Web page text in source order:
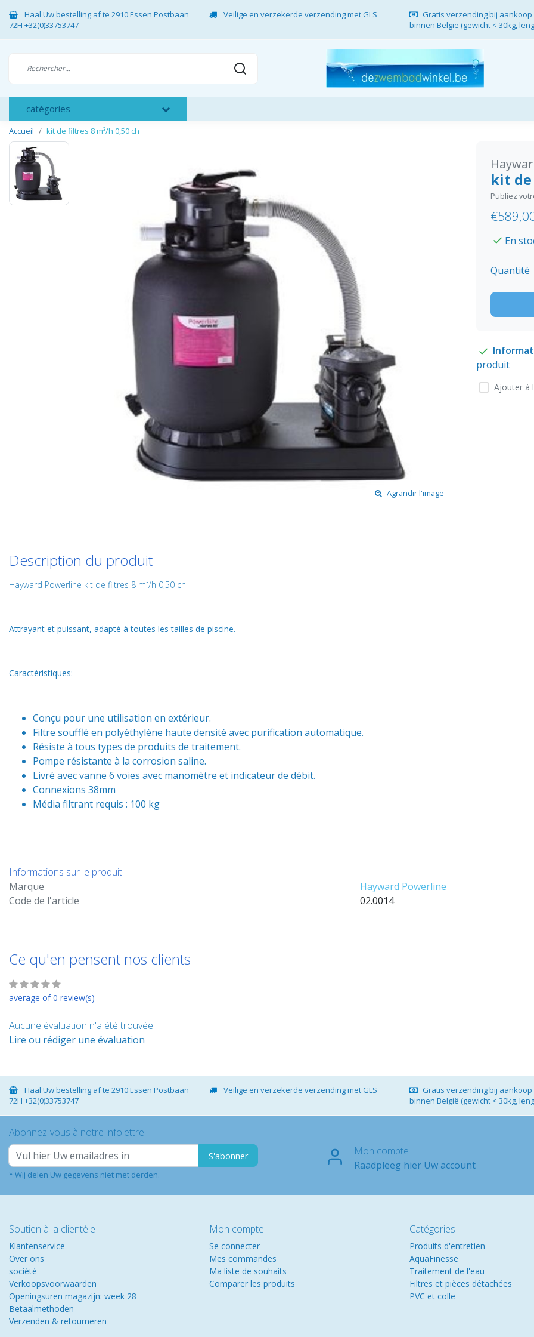
Haal Uw bestelling af te 2910 Essen Postbaan
72H +32(0)33753747
Veilige en verzekerde verzending met GLS
Gratis verzending bij aankoop
binnen België (gewicht < 30kg,
catégories
Accueil kit de filtres 8 m³/h 0,50 ch
Agrandir l'image
kit de
Publiez
En
Quantité
produit
Ajouter à
Description du produit
Hayward Powerline kit de filtres 8 m³/h 0,50 ch
Attrayant et puissant, adapté à toutes les tailles de piscine.
Caractéristiques:
Conçu pour une utilisation en extérieur.
Filtre soufflé en polyéthylène haute densité avec purification automatique.
Résiste à tous types de produits de traitement.
Pompe résistante à la corrosion saline.
Livré avec vanne 6 voies avec manomètre et indicateur de débit.
Connexions 38mm
Média filtrant requis : 100 kg
Informations sur le produit
Marque
Hayward Powerline
Code de l'article
02.0014
Ce qu'en pensent nos clients
average of 0 review(s)
Aucune évaluation n'a été trouvée
Lire ou rédiger une évaluation
Haal Uw bestelling af te 2910 Essen Postbaan
72H +32(0)33753747
Veilige en verzekerde verzending met GLS
Gratis verzending bij aankoop
binnen België (gewicht < 30kg,
Abonnez-vous à notre infolettre
S'abonner
* Wij delen Uw gegevens niet met derden.
Mon compte
Raadpleeg hier Uw account
Soutien à la clientèle
Klantenservice
Over ons
société
Verkoopsvoorwaarden
Openingsuren magazijn: week 28
Betaalmethoden
Verzenden & retourneren
Mon compte
Se connecter
Mes commandes
Ma liste de souhaits
Comparer les produits
Catégories
Produits d'entretien
AquaFinesse
Traitement de l'eau
Filtres et pièces détachées
PVC et colle